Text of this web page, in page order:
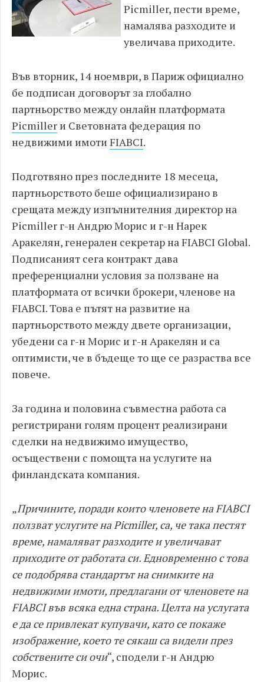
Picmiller, пести време,
намалява разходите и
увеличава приходите.
Във вторник, 14 ноември, в Париж официално
бе подписан договорът за глобално
партньорство между онлайн платформата
Picmiller и Световната федерация по
недвижими имоти FIABCI.
Подготвяно през последните 18 месеца,
партньорството беше официализирано в
срещата между изпълнителния директор на
Picmiller г-н Андрю Морис и г-н Нарек
Аракелян, генерален секретар на FIABCI Global.
Подписаният сега контракт дава
преференциални условия за ползване на
платформата от всички брокери, членове на
FIABCI. Това е пътят на развитие на
партньорството между двете организации,
убедени са г-н Морис и г-н Аракелян и са
оптимисти, че в бъдеще то ще се разраства все
повече.
За година и половина съвместна работа са
регистрирани голям процент реализирани
сделки на недвижимо имущество,
осъществени с помощта на услугите на
финландската компания.
„Причините, поради които членовете на FIABCI
ползват услугите на Picmiller, са, че така пестят
време, намаляват разходите и увеличават
приходите от работата си. Едновременно с това
се подобрява стандартът на снимките на
недвижими имоти, предлагани от членовете на
FIABCI във всяка една страна. Целта на услугата
е да се привлекат купувачи, като се покаже
изображение, което те сякаш са видели през
собствените си очи“, сподели г-н Андрю
Морис.